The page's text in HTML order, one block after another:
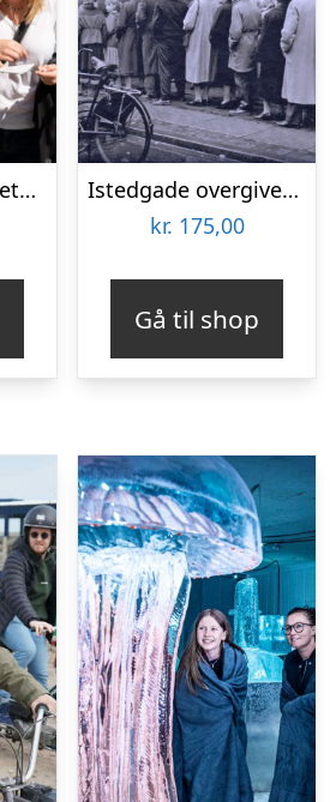
Drabet ved Rundetårn med Solve a Mystery
Istedgade overgiver sig aldrig med TYRA Byvandringer
kr. 175,00
Gå til shop